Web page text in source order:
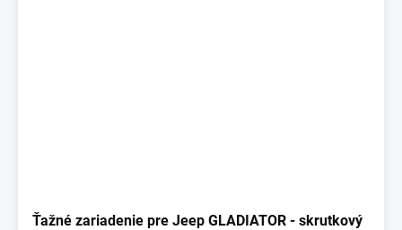
Ťažné zariadenie pre Jeep GLADIATOR - skrutkový